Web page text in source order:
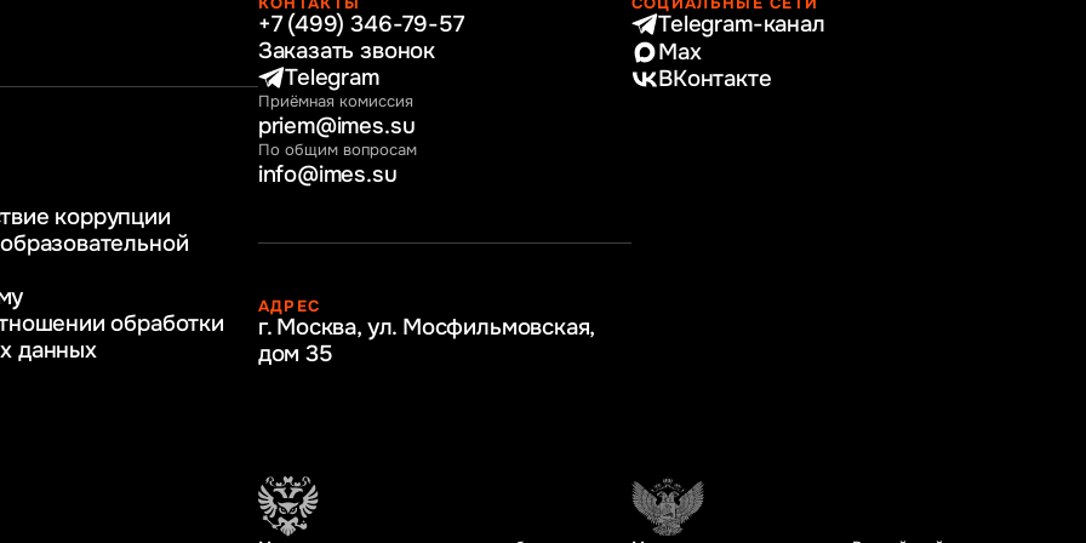
коррупции
обработки
данных
+7 (499) 346-79-57
Заказать звонок
Telegram
Приёмная комиссия
priem@imes.su
По общим вопросам
info@imes.su
АДРЕС
г. Москва, ул. Мосфильмовская,
дом 35
Telegram-канал
Max
ВКонтакте